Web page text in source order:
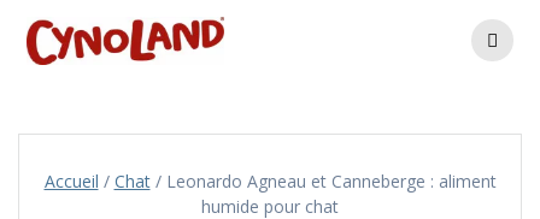
Accueil / Chat/ Leonardo Agneau et Canneberge : aliment
humide pour chat